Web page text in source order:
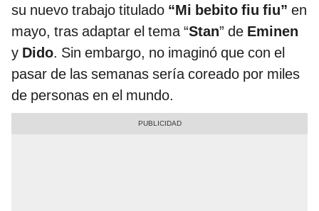
su nuevo trabajo titulado “Mi bebito fiu fiu” en
mayo, tras adaptar el tema “Stan” de Eminen
y Dido. Sin embargo, no imaginó que con el
pasar de las semanas sería coreado por miles
de personas en el mundo.